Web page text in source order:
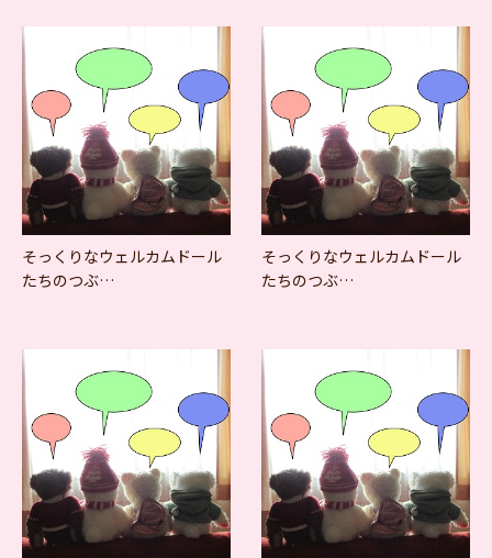
そっくりなウェルカムドール
たちのつぶ…
そっくりなウェルカムドール
たちのつぶ…